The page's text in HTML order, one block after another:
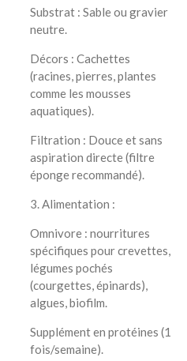
Substrat : Sable ou gravier
neutre.
Décors : Cachettes
(racines, pierres, plantes
comme les mousses
aquatiques).
Filtration : Douce et sans
aspiration directe (filtre
éponge recommandé).
3. Alimentation :
Omnivore : nourritures
spécifiques pour crevettes,
légumes pochés
(courgettes, épinards),
algues, biofilm.
Supplément en protéines (1
fois/semaine).